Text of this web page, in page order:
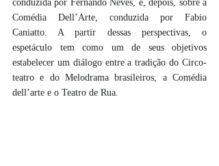
conduzida por Fernando Neves, e, depois, sobre a
Comédia Dell’Arte, conduzida por Fabio
Caniatto. A partir dessas perspectivas, o
espetáculo tem como um de seus objetivos
estabelecer um diálogo entre a tradição do Circo-
teatro e do Melodrama brasileiros, a Comédia
dell’arte e o Teatro de Rua.